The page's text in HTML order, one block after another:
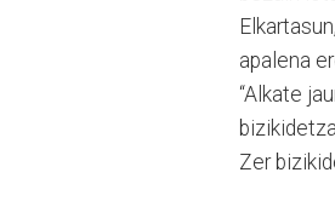
apalena
“Alkate
Zer